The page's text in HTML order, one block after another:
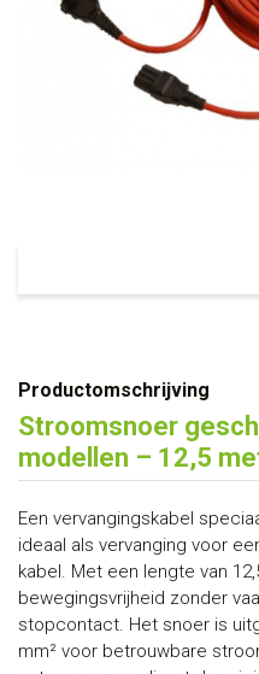
Productomschrijving
Stroomsnoer
modellen – 12,5
Een vervangingskabel
ideaal als vervanging voor
kabel. Met een lengte van
bewegingsvrijheid zonder
stopcontact. Het snoer is
mm² voor betrouwbare